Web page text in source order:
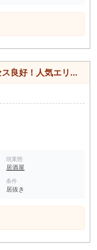
リアの路面居抜き物件
現業態
居酒屋
条件
居抜き